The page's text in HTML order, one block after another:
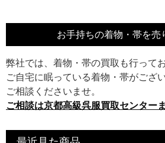
お手持ちの着物・帯を売
弊社では、着物・帯の買取も行ってお
ご自宅に眠っている着物・帯がござ
ご相談くださいませ。
ご相談は京都高級呉服買取センター